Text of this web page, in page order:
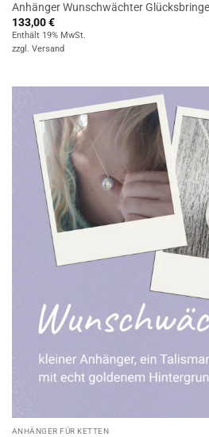
Anhänger Wunschwächter
133,00€
Enthält 19% MwSt.
zzgl. Versand
ANHÄNGER FÜR KETTEN